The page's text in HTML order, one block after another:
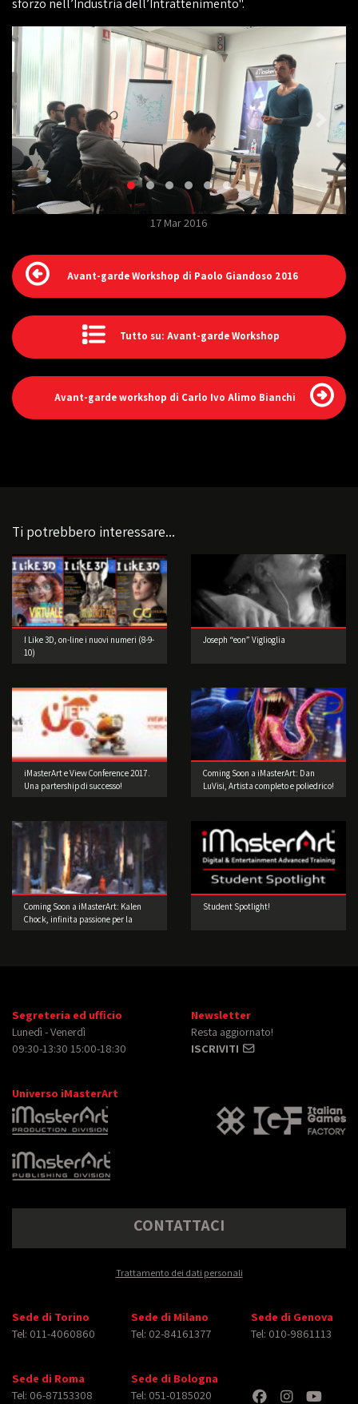
sforzo nell’Industria dell’Intrattenimento".
17 Mar 2016
Avant-garde Workshop di Paolo Giandoso 2016
Tutto su: Avant-garde Workshop
Avant-garde workshop di Carlo Ivo Alimo Bianchi
Ti potrebbero interessare...
I Like 3D, on-line i nuovi numeri (8-9-
10)
Joseph “eon” Viglioglia
iMasterArt e View Conference 2017.
Una partership di successo!
Coming Soon a iMasterArt: Dan
LuVisi, Artista completo e poliedrico!
Coming Soon a iMasterArt: Kalen
Chock, infinita passione per la
Student Spotlight!
Segreteria ed ufficio
Lunedì - Venerdì
09:30-13:30 15:00-18:30
Newsletter
Resta aggiornato!
ISCRIVITI
Universo iMasterArt
CONTATTACI
Trattamento dei dati personali
Sede di Torino
Tel: 011-4060860
Sede di Milano
Tel: 02-84161377
Sede di Genova
Tel: 010-9861113
Sede di Roma
Tel: 06-87153308
Sede di Bologna
Tel: 051-0185020